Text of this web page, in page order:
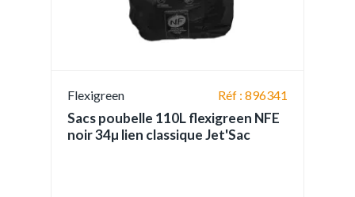
Flexigreen Réf : 896341
Sacs poubelle 110L flexigreen NFE
noir 34µ lien classique Jet'Sac